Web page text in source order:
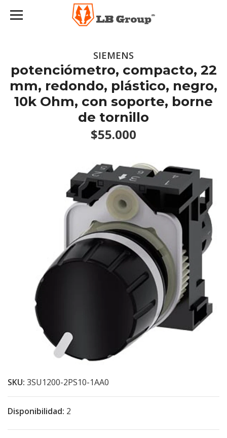
SIEMENS
potenciómetro, compacto, 22
mm, redondo, plástico, negro,
10k Ohm, con soporte, borne
de tornillo
$55.000
SKU: 3SU1200-2PS10-1AA0
Disponibilidad: 2